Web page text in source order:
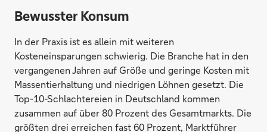
Bewusster Konsum
In der Praxis ist es allein mit weiteren
Kosteneinsparungen schwierig. Die Branche hat in den
vergangenen Jahren auf Größe und geringe Kosten mit
Massentierhaltung und niedrigen Löhnen gesetzt. Die
Top-10-Schlachtereien in Deutschland kommen
zusammen auf über 80 Prozent des Gesamtmarkts. Die
größten drei erreichen fast 60 Prozent, Marktführer